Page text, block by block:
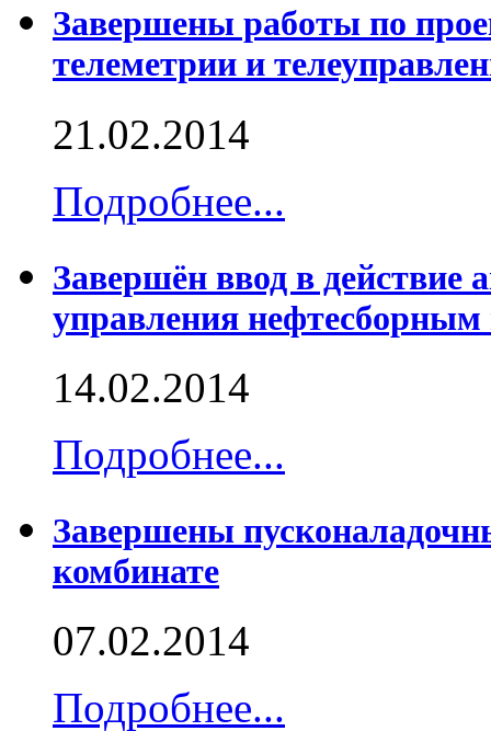
Завершены работы по
телеметрии и
21.02.2014
Подробнее...
Завершён ввод в действие
управления
14.02.2014
Подробнее...
Завершены
комбинате
07.02.2014
Подробнее...